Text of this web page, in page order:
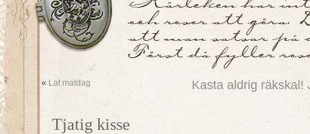
« Lat matdag Kasta aldrig räkskal!
Tjatig kisse